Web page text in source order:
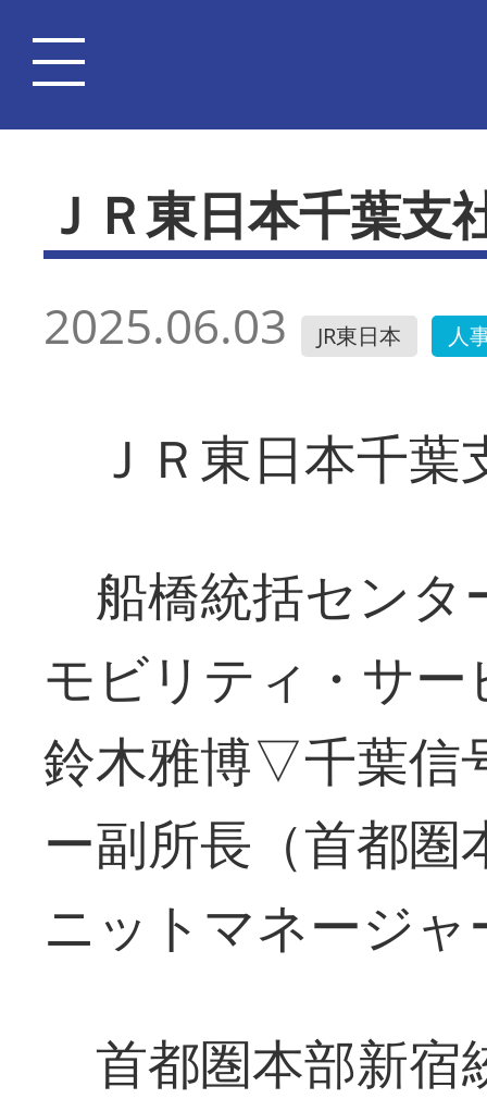
ＪＲ東日本千葉
2025.06.03 JR東日本 人
ＪＲ東日本千葉
船橋統括センタ
モビリティ・サ
鈴木雅博▽千葉信
ー副所長（首都
ニットマネージ
首都圏本部新宿